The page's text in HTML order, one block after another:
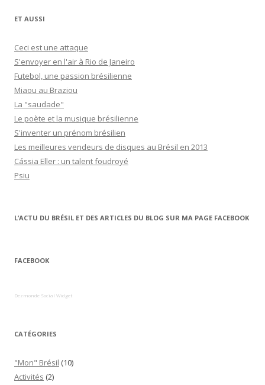
ET AUSSI
Ceci est une attaque
S'envoyer en l'air à Rio de Janeiro
Futebol, une passion brésilienne
Miaou au Braziou
La "saudade"
Le poète et la musique brésilienne
S'inventer un prénom brésilien
Les meilleures vendeurs de disques au Brésil en 2013
Cássia Eller : un talent foudroyé
Psiu
L’ACTU DU BRÉSIL ET DES ARTICLES DU BLOG SUR MA PAGE FACEBOOK
FACEBOOK
Dezmonde Social Widget
CATÉGORIES
"Mon" Brésil (10)
Activités (2)